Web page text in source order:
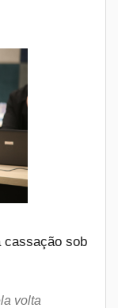
cassação sob
volta